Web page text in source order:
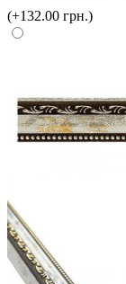
(+132.00 грн.)